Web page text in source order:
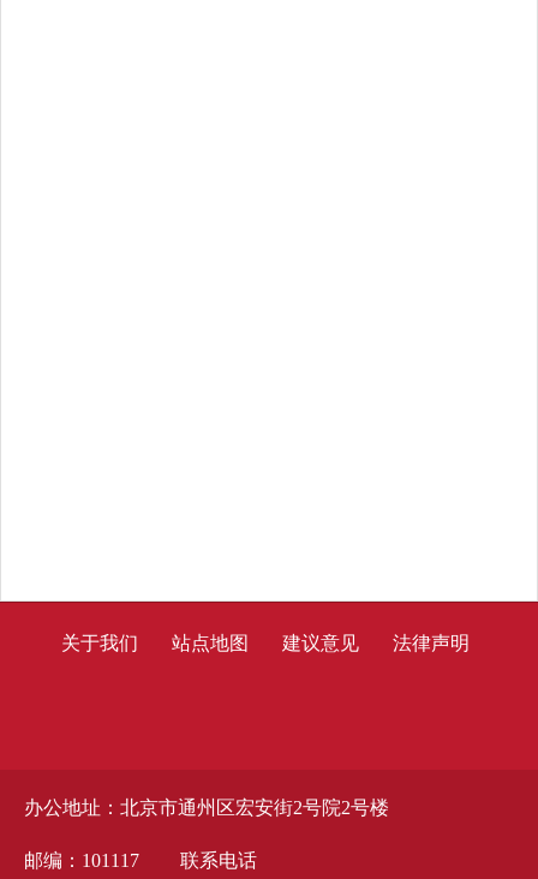
办公地址：北京市通州区宏安街2号院2号楼
邮编：101117 联系电话
关于我们 站点地图 建议意见 法律声明